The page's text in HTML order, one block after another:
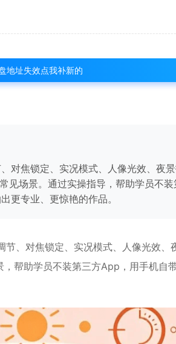
地址失效点我补新的
对焦锁定、实况模式、人像光效、夜
见场景。通过实操指导，帮助学员不
更专业、更惊艳的作品。
节、对焦锁定、实况模式、人像光效、
帮助学员不装第三方App，用手机自